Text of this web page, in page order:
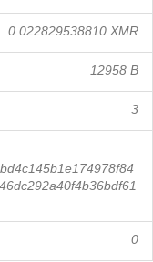
0.022829538810 XMR
12958 B
3
0